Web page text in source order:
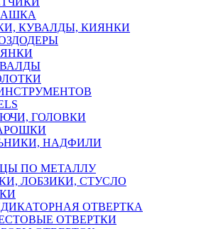
КУВАЛДЫ, КИЯНКИ
ГОЛОВКИ
НАДФИЛИ
ПО МЕТАЛЛУ
ЛОБЗИКИ, СТУСЛО
ОТВЕРТКА
ОТВЕРТКИ